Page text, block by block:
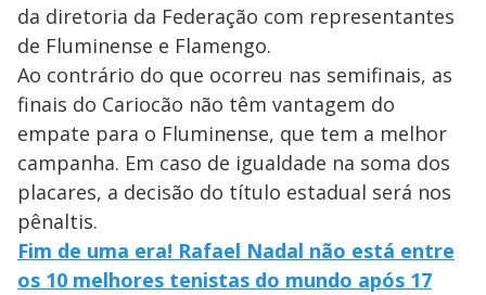
da diretoria da Federação com representantes
de Fluminense e Flamengo.
Ao contrário do que ocorreu nas semifinais, as
finais do Cariocão não têm vantagem do
empate para o Fluminense, que tem a melhor
campanha. Em caso de igualdade na soma dos
placares, a decisão do título estadual será nos
pênaltis.
Fim de uma era! Rafael Nadal não está entre
os 10 melhores tenistas do mundo após 17